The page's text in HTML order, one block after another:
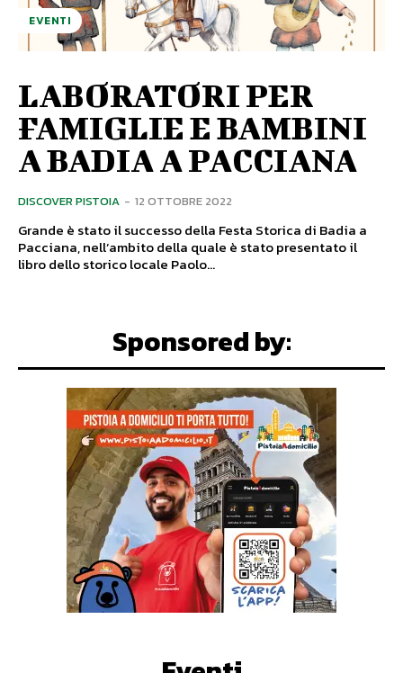
EVENTI
LABORATORI PER
FAMIGLIE E BAMBINI
A BADIA A PACCIANA
DISCOVER PISTOIA - 12 OTTOBRE 2022
Grande è stato il successo della Festa Storica di Badia a
Pacciana, nell’ambito della quale è stato presentato il
libro dello storico locale Paolo...
Sponsored by: